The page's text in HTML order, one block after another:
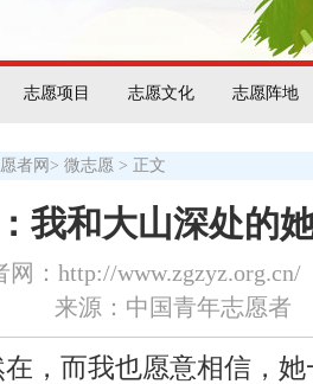
志愿项目 志愿文化 志愿阵地
者网 > 微志愿 > 正文
我和大山深处的
：http://www.zgzyz.org.cn/
来源：中国青年志愿者
，而我也愿意相信，